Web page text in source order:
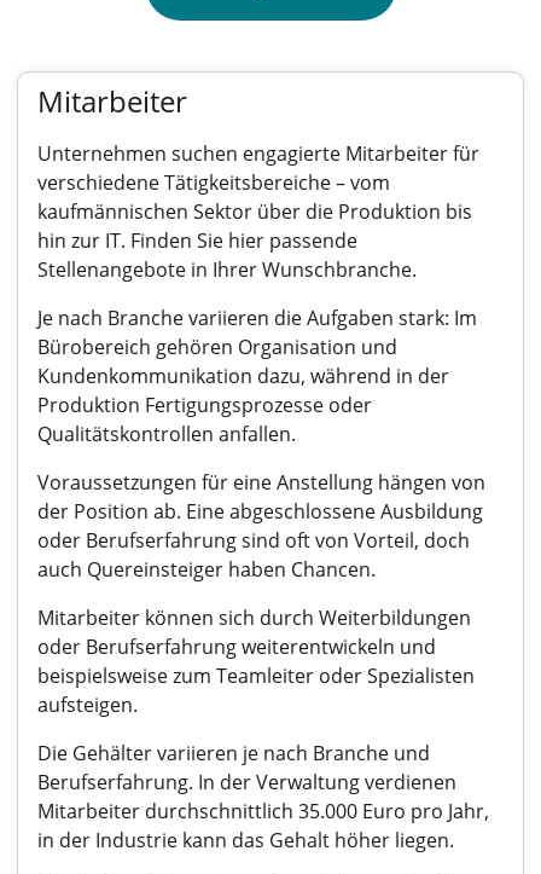
Mitarbeiter
Unternehmen suchen engagierte Mitarbeiter für
verschiedene Tätigkeitsbereiche – vom
kaufmännischen Sektor über die Produktion bis
hin zur IT. Finden Sie hier passende
Stellenangebote in Ihrer Wunschbranche.
Je nach Branche variieren die Aufgaben stark: Im
Bürobereich gehören Organisation und
Kundenkommunikation dazu, während in der
Produktion Fertigungsprozesse oder
Qualitätskontrollen anfallen.
Voraussetzungen für eine Anstellung hängen von
der Position ab. Eine abgeschlossene Ausbildung
oder Berufserfahrung sind oft von Vorteil, doch
auch Quereinsteiger haben Chancen.
Mitarbeiter können sich durch Weiterbildungen
oder Berufserfahrung weiterentwickeln und
beispielsweise zum Teamleiter oder Spezialisten
aufsteigen.
Die Gehälter variieren je nach Branche und
Berufserfahrung. In der Verwaltung verdienen
Mitarbeiter durchschnittlich 35.000 Euro pro Jahr,
in der Industrie kann das Gehalt höher liegen.